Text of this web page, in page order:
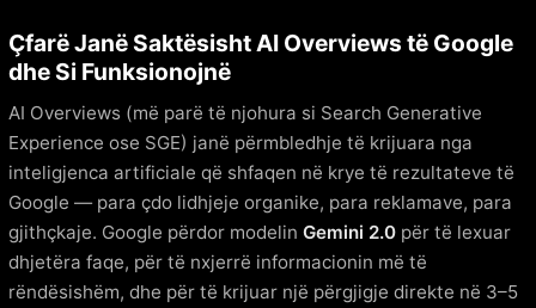
Çfarë Janë Saktësisht AI Overviews të Google
dhe Si Funksionojnë
AI Overviews (më parë të njohura si Search Generative
Experience ose SGE) janë përmbledhje të krijuara nga
inteligjenca artificiale që shfaqen në krye të rezultateve të
Google — para çdo lidhjeje organike, para reklamave, para
gjithçkaje. Google përdor modelin Gemini 2.0 për të lexuar
dhjetëra faqe, për të nxjerrë informacionin më të
rëndësishëm, dhe për të krijuar një përgjigje direkte në 3–5